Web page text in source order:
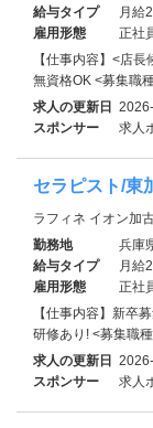
給与タイプ
月給
雇用形態
正社
【仕事内容】<店
無資格OK <募集職
求人の更新日
スポンサー
求人
セラピスト/東
ラフィネ イオン加
勤務地
兵庫
給与タイプ
月給
雇用形態
正社
【仕事内容】新卒
研修あり! <募集職
求人の更新日
スポンサー
求人